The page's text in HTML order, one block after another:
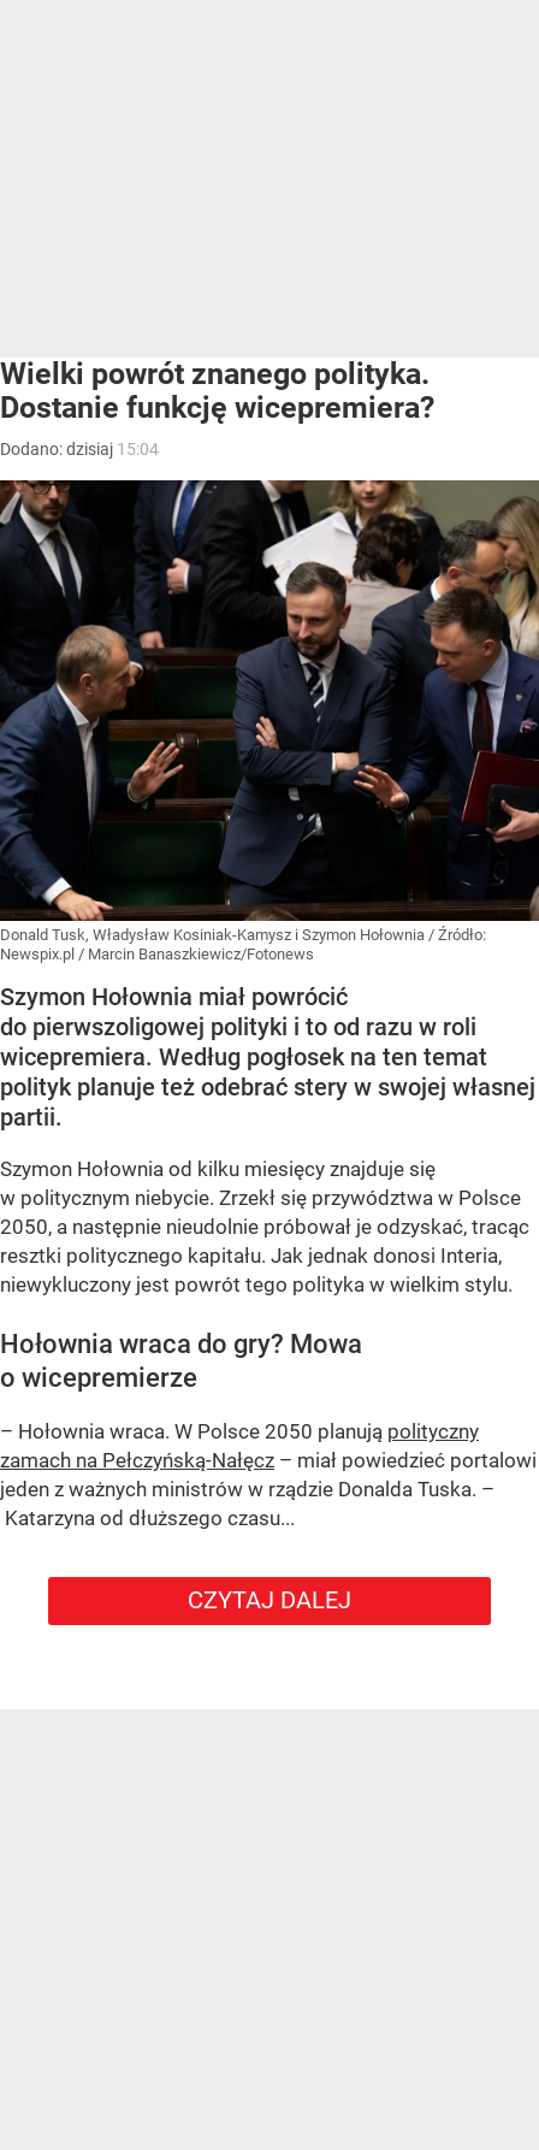
Wielki powrót znanego polityka.
Dostanie funkcję wicepremiera?
Dodano:dzisiaj 15:04
Donald Tusk, Władysław Kosiniak-Kamysz i Szymon Hołownia / Źródło:
Newspix.pl / Marcin Banaszkiewicz/Fotonews
Szymon Hołownia miał powrócić
do pierwszoligowej polityki i to od razu w roli
wicepremiera. Według pogłosek na ten temat
polityk planuje też odebrać stery w swojej własnej
partii.
Szymon Hołownia od kilku miesięcy znajduje się
w politycznym niebycie. Zrzekł się przywództwa w Polsce
2050, a następnie nieudolnie próbował je odzyskać, tracąc
resztki politycznego kapitału. Jak jednak donosi Interia,
niewykluczony jest powrót tego polityka w wielkim stylu.
Hołownia wraca do gry? Mowa
o wicepremierze
– Hołownia wraca. W Polsce 2050 planują polityczny
zamach na Pełczyńską-Nałęcz – miał powiedzieć portalowi
jeden z ważnych ministrów w rządzie Donalda Tuska. –
Katarzyna od dłuższego czasu...
CZYTAJ DALEJ